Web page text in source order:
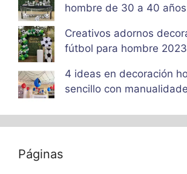
hombre de 30 a 40 años
Creativos adornos
fútbol para hombre 2023
4 ideas en decoración
sencillo con
Páginas